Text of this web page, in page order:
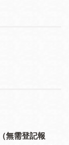
無需登記報